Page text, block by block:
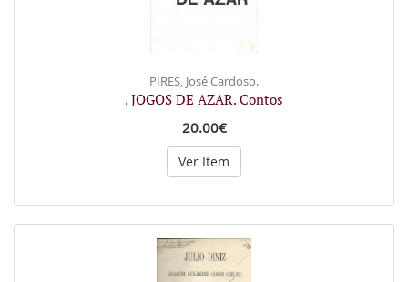
PIRES, José Cardoso.
. JOGOS DE AZAR. Contos
20.00€
Ver Item